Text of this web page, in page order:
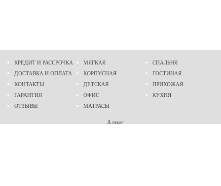
КРЕДИТ И РАССРОЧКА
ДОСТАВКА И ОПЛАТА
КОНТАКТЫ
ГАРАНТИЯ
ОТЗЫВЫ
МЯГКАЯ
КОРПУСНАЯ
ДЕТСКАЯ
ОФИС
МАТРАСЫ
СПАЛЬНЯ
ГОСТИНАЯ
ПРИХОЖАЯ
КУХНЯ
Адрес